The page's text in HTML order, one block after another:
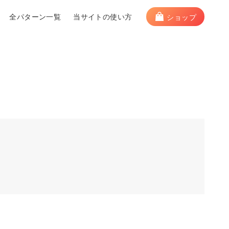
全パターン一覧 当サイトの使い方 ショップ